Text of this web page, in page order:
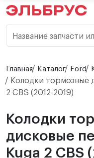
Название запчасти
Главная Каталог Ford
Колодки тормозные
2 CBS (2012-2019)
Колодки
дисковые
Kuga 2 CBS